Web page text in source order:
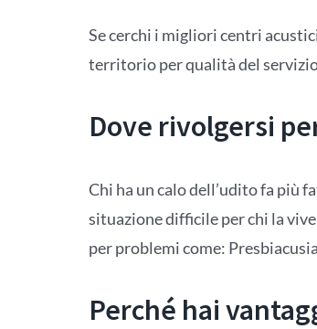
Se cerchi i migliori centri
territorio per qualità del
Dove rivolgersi
Chi ha un calo dell’udito fa più
situazione difficile per chi la
per problemi come:
Perché hai